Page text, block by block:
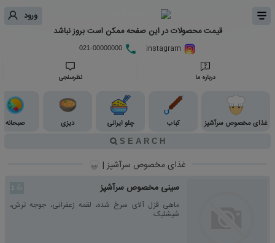
ورود
قیمت محصولات در این صفحه ممکن است بروز نباشد
021-00000000
درباره ما نظرسنجی
غذای مخصوص سرآشپز کباب چلو ایرانی دیزی صبحانه
غذای مخصوص سرآشپز |
👍
1 سینی مخصوص سرآشپز
ماهی قزل آلای سرخ شده، لقمه زعفرانی، جوجه ترش،
شیشلیک